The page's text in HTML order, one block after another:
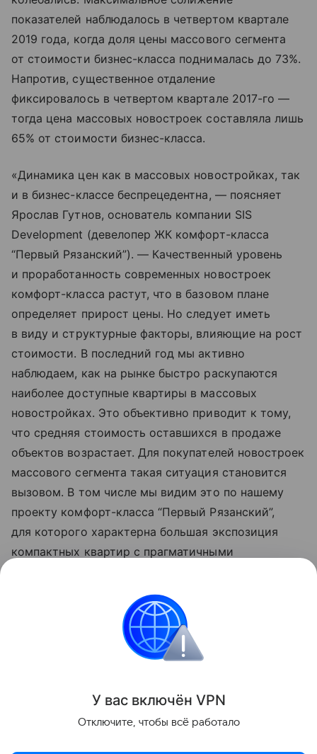
показателей наблюдалось в четвертом квартале
2019 года, когда доля цены массового сегмента
от стоимости бизнес-класса поднималась до 73%.
Напротив, существенное отдаление
фиксировалось в четвертом квартале 2017-го —
тогда цена массовых новостроек составляла лишь
65% от стоимости бизнес-класса.
«Динамика цен как в массовых новостройках, так
и в бизнес-классе беспрецедентна, — поясняет
Ярослав Гутнов, основатель компании SIS
Development (девелопер ЖК комфорт-класса
“Первый Рязанский”). — Качественный уровень
и проработанность современных новостроек
комфорт-класса растут, что в базовом плане
определяет прирост цены. Но следует иметь
в виду и структурные факторы, влияющие на рост
стоимости. В последний год мы активно
наблюдаем, как на рынке быстро раскупаются
наиболее доступные квартиры в массовых
новостройках. Это объективно приводит к тому,
что средняя стоимость оставшихся в продаже
объектов возрастает. Для покупателей новостроек
массового сегмента такая ситуация становится
вызовом. В том числе мы видим это по нашему
проекту комфорт-класса “Первый Рязанский”,
для которого характерна большая экспозиция
компактных квартир с прагматичными
Данная информация носит исключительно
информационный (ознакомительный) характер
и не является индивидуальной инвестиционной
У вас включён VPN
Отключите, чтобы всё работало